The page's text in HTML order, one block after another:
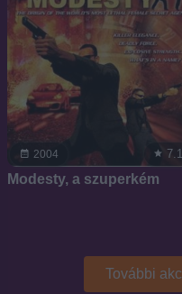
2004 7.1
Modesty, a szuperkém
További